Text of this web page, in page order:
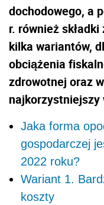
dochodowego, a
r. również
kilka wariantów,
obciążenia
zdrowotnej oraz
najkorzystniejszy
Jaka forma
gospodarczej
2022 roku?
Wariant 1.
koszty